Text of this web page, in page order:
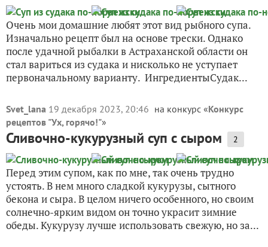
Очень мои домашние любят этот вид рыбного супа.
Изначально рецепт был на основе трески. Однако
после удачной рыбалки в Астраханской области он
стал вариться из судака и нисколько не уступает
первоначальному варианту. ИнгредиентыСудак...
Svet_lana 19 декабря 2023, 20:46 на конкурс «Конкурс
рецептов "Ух, горячо!"»
Сливочно-кукурузный суп с сыром 2
Перед этим супом, как по мне, так очень трудно
устоять. В нем много сладкой кукурузы, сытного
бекона и сыра. В целом ничего особенного, но своим
солнечно-ярким видом он точно украсит зимние
обеды. Кукурузу лучше использовать свежую, но за...